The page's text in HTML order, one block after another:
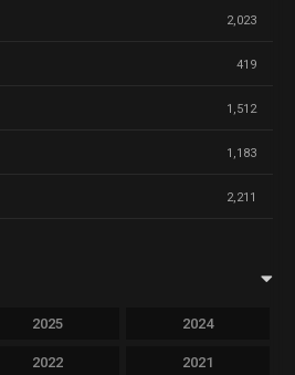
2,023
419
1,512
1,183
2,211
2025 2024
2022 2021